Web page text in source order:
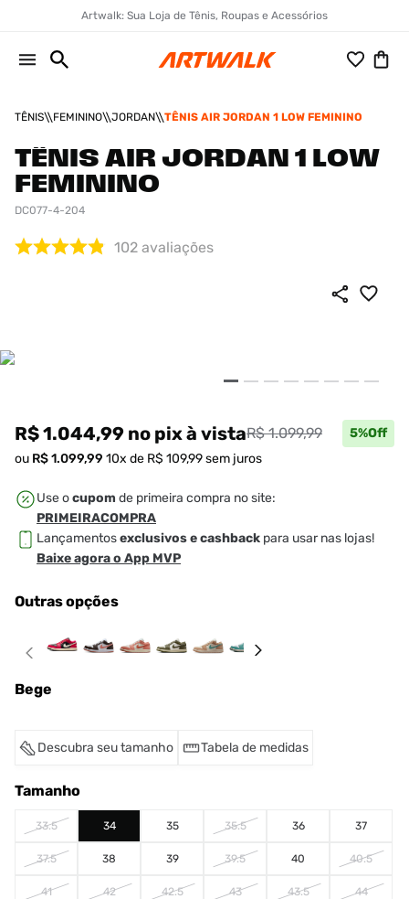
Artwalk: Sua Loja de Tênis, Roupas e Acessórios
TÊNIS FEMININO JORDAN TÊNIS AIR JORDAN 1 LOW FEMININO
TÊNIS AIR JORDAN 1 LOW
FEMININO
DC077-4-204
102 avaliações
R$ 1.044,99 no pixà vistaR$ 1.099,99 5%Off
ou R$1.099,99 10x de R$ 109,99sem juros
Use ocupom de primeira compra no site:
PRIMEIRACOMPRA
Lançamentosexclusivos e cashback para usar nas lojas!
Baixe agora o App MVP
Outras opções
Bege
Descubra seu tamanho Tabela de medidas
Tamanho
33.5 34 35 35.5 36 37
37.5 38 39 39.5 40 40.5
41 42 42.5 43 43.5 44